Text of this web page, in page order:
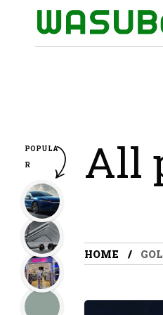
All
HOME
POPULA
R